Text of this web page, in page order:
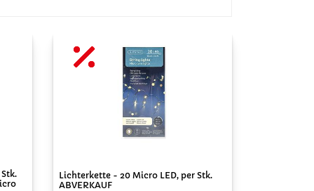
Lichterkette - 20 Micro LED, per Stk.
ABVERKAUF